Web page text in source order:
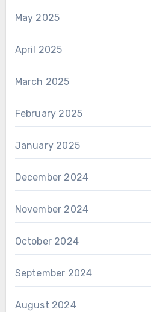
May 2025
April 2025
March 2025
February 2025
January 2025
December 2024
November 2024
October 2024
September 2024
August 2024